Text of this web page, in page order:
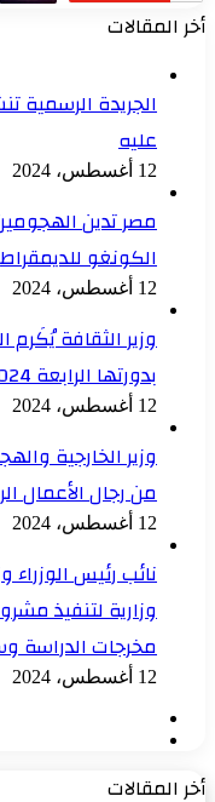
أخر المقالات
الجريدة الرسمية
عليه
12 أغسطس، 2024
مصر تدين
الكونغو للديمقراط
12 أغسطس، 2024
وزير الثقافة يُكَرم
بدورتها الرابعة 2024
12 أغسطس، 2024
وزير الخارجية
من رجال الأعمال
12 أغسطس، 2024
نائب رئيس
وزارية لتنفيذ
مخرجات الدراسة
12 أغسطس، 2024
أخر المقالات